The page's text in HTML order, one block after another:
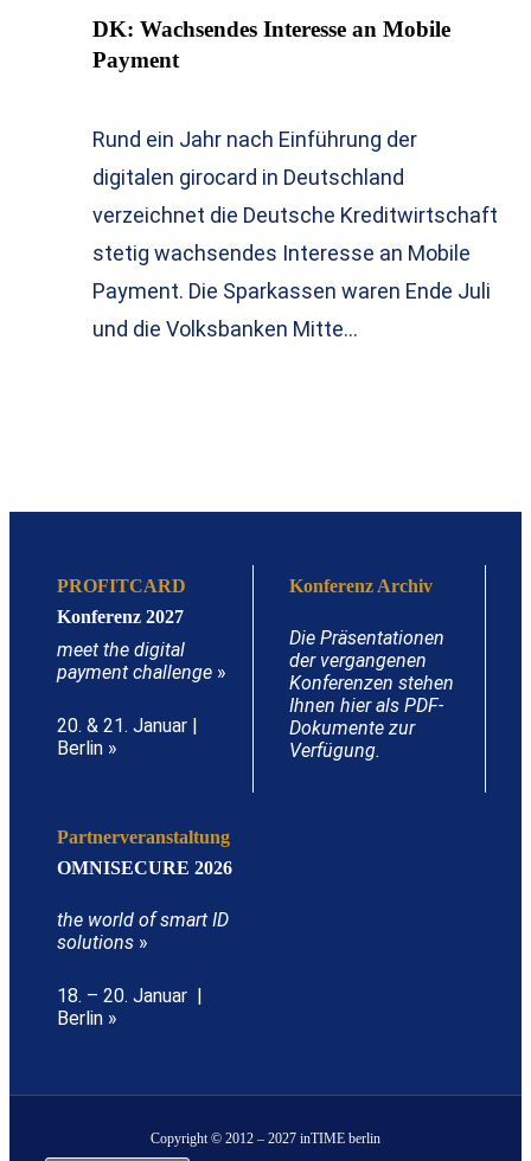
DK: Wachsendes Interesse an Mobile
Payment
Rund ein Jahr nach Einführung der
digitalen girocard in Deutschland
verzeichnet die Deutsche Kreditwirtschaft
stetig wachsendes Interesse an Mobile
Payment. Die Sparkassen waren Ende Juli
und die Volksbanken Mitte…
PROFITCARD
Konferenz 2027
meet the digital
payment challenge »
20. & 21. Januar |
Berlin »
Konferenz Archiv
Die Präsentationen
der vergangenen
Konferenzen stehen
Ihnen hier als PDF-
Dokumente zur
Verfügung.
Partnerveranstaltung
OMNISECURE 2026
the world of smart ID
solutions »
18. – 20. Januar |
Berlin »
Copyright © 2012 – 2027 inTIME berlin